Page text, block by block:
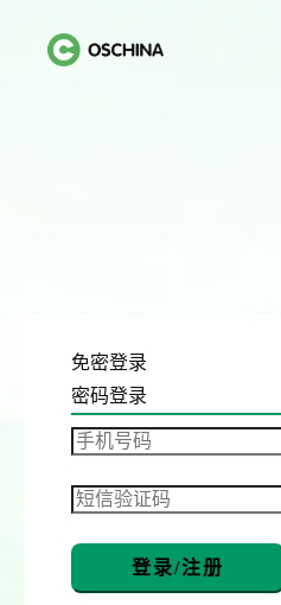
免密登录
密码登录
登录/注册